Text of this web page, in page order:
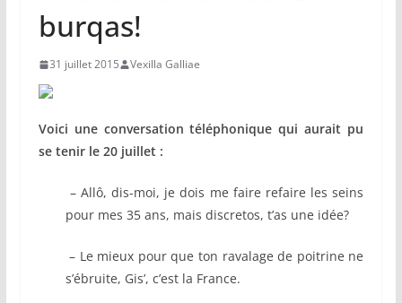
burqas!
31 juillet 2015 Vexilla Galliae
Voici une conversation téléphonique qui aurait pu
se tenir le 20 juillet :
– Allô, dis-moi, je dois me faire refaire les seins
pour mes 35 ans, mais discretos, t’as une idée?
– Le mieux pour que ton ravalage de poitrine ne
s’ébruite, Gis’, c’est la France.